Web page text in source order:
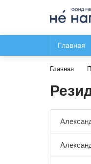
Главная
Главная